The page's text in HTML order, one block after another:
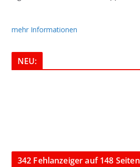
mehr Informationen
NEU:
342 Fehlanzeiger auf 148 Seiten